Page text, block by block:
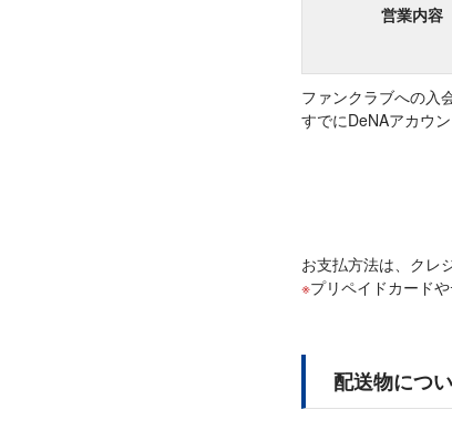
営業内容
ファンクラブへの入
すでにDeNAアカウ
お支払方法は、クレ
プリペイドカード
配送物につ